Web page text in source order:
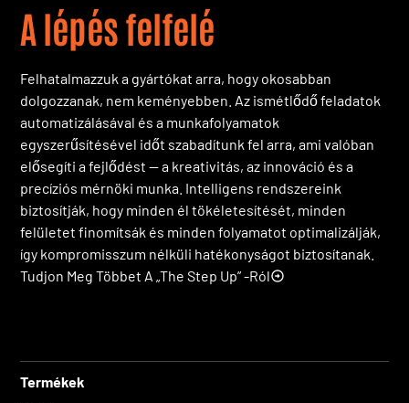
A lépés felfelé
Felhatalmazzuk a gyártókat arra, hogy okosabban
dolgozzanak, nem keményebben. Az ismétlődő feladatok
automatizálásával és a munkafolyamatok
egyszerűsítésével időt szabadítunk fel arra, ami valóban
elősegíti a fejlődést — a kreativitás, az innováció és a
precíziós mérnöki munka. Intelligens rendszereink
biztosítják, hogy minden él tökéletesítését, minden
felületet finomítsák és minden folyamatot optimalizálják,
így kompromisszum nélküli hatékonyságot biztosítanak.
Tudjon Meg Többet A „The Step Up” -ról
Termékek